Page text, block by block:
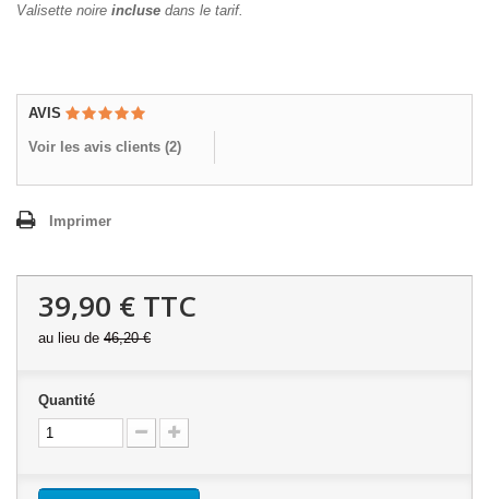
Valisette noire incluse dans le tarif.
AVIS
Voir les avis clients (2)
Imprimer
39,90 € TTC
au lieu de 46,20 €
Quantité